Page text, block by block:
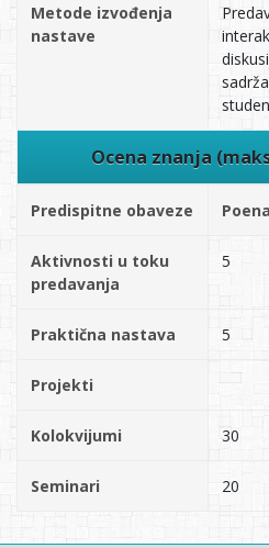
Metode izvođenja
nastave
Ocena znanja
Predispitne obaveze Poena
Aktivnosti u toku
predavanja
5
Praktična nastava 5
Projekti
Kolokvijumi 30
Seminari 20